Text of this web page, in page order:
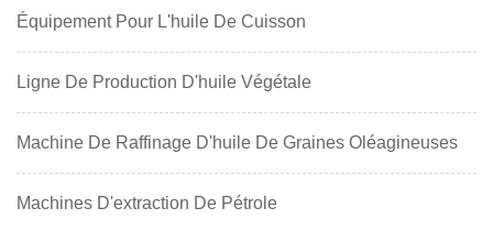
Équipement Pour L'huile De Cuisson
Ligne De Production D'huile Végétale
Machine De Raffinage D'huile De Graines Oléagineuses
Machines D'extraction De Pétrole